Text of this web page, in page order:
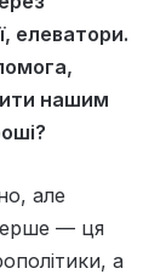
елеватори.
нашим
але
— ця
а